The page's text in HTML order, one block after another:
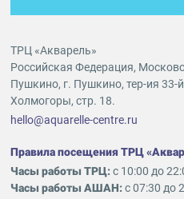
ТРЦ «Акварель»
Российская Федерация,
Пушкино, г. Пушкино, тер-ия 33-
Холмогоры, стр. 18.
hello@aquarelle-centre.ru
Правила посещения ТРЦ
Часы работы ТРЦ:с 10:00 до
Часы работы АШАН:с 07:30 до